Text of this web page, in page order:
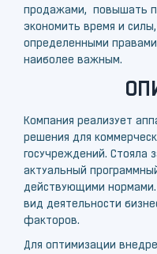
продажами, повышать
экономить время и
определенными
наиболее важным.
Компания реализует
решения для
госучреждений. Стояла
актуальный
действующими
вид деятельности
факторов.
Для оптимизации